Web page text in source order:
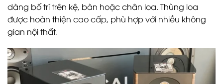
dàng bố trí trên kệ, bàn hoặc chân loa. Thùng loa
được hoàn thiện cao cấp, phù hợp với nhiều không
gian nội thất.